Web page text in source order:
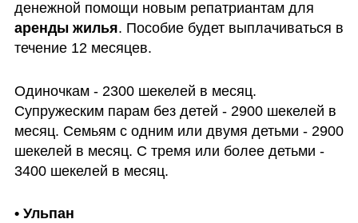
аренды жилья. Пособие будет выплачиваться в
течение 12 месяцев.
Одиночкам - 2300 шекелей в месяц.
Супружеским парам без детей - 2900 шекелей в
месяц. Семьям с одним или двумя детьми - 2900
шекелей в месяц. С тремя или более детьми -
3400 шекелей в месяц.
• Ульпан